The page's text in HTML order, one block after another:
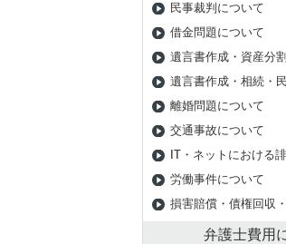
民事裁判について
借金問題について
遺言書作成・資産分
遺言書作成・相続・
離婚問題について
交通事故について
IT・ネットにおける
労働事件について
損害賠償・債権回収
弁護士費用